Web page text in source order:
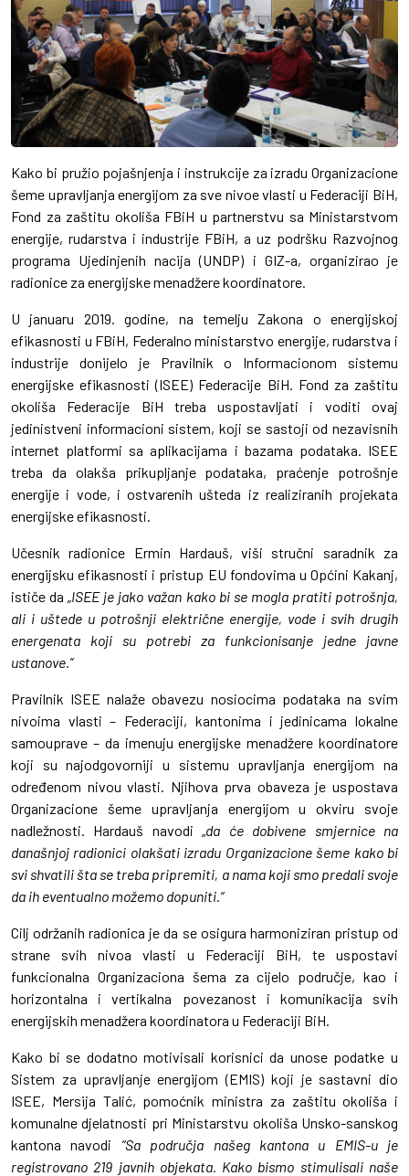
Kako bi pružio pojašnjenja i instrukcije za izradu Organizacione
šeme upravljanja energijom za sve nivoe vlasti u Federaciji BiH,
Fond za zaštitu okoliša FBiH u partnerstvu sa Ministarstvom
energije, rudarstva i industrije FBiH, a uz podršku Razvojnog
programa Ujedinjenih nacija (UNDP) i GIZ-a, organizirao je
radionice za energijske menadžere koordinatore.
U januaru 2019. godine, na temelju Zakona o energijskoj
efikasnosti u FBiH, Federalno ministarstvo energije, rudarstva i
industrije donijelo je Pravilnik o Informacionom sistemu
energijske efikasnosti (ISEE) Federacije BiH. Fond za zaštitu
okoliša Federacije BiH treba uspostavljati i voditi ovaj
jedinistveni informacioni sistem, koji se sastoji od nezavisnih
internet platformi sa aplikacijama i bazama podataka. ISEE
treba da olakša prikupljanje podataka, praćenje potrošnje
energije i vode, i ostvarenih ušteda iz realiziranih projekata
energijske efikasnosti.
Učesnik radionice Ermin Hardauš, viši stručni saradnik za
energijsku efikasnosti i pristup EU fondovima u Općini Kakanj,
ističe da „ISEE je jako važan kako bi se mogla pratiti potrošnja,
ali i uštede u potrošnji električne energije, vode i svih drugih
energenata koji su potrebi za funkcionisanje jedne javne
ustanove.”
Pravilnik ISEE nalaže obavezu nosiocima podataka na svim
nivoima vlasti – Federaciji, kantonima i jedinicama lokalne
samouprave – da imenuju energijske menadžere koordinatore
koji su najodgovorniji u sistemu upravljanja energijom na
određenom nivou vlasti. Njihova prva obaveza je uspostava
Organizacione šeme upravljanja energijom u okviru svoje
nadležnosti. Hardauš navodi „ da će dobivene smjernice na
današnjoj radionici olakšati izradu Organizacione šeme kako bi
svi shvatili šta se treba pripremiti, a nama koji smo predali svoje
da ih eventualno možemo dopuniti.“
Cilj održanih radionica je da se osigura harmoniziran pristup od
strane svih nivoa vlasti u Federaciji BiH, te uspostavi
funkcionalna Organizaciona šema za cijelo područje, kao i
horizontalna i vertikalna povezanost i komunikacija svih
energijskih menadžera koordinatora u Federaciji BiH.
Kako bi se dodatno motivisali korisnici da unose podatke u
Sistem za upravljanje energijom (EMIS) koji je sastavni dio
ISEE, Mersija Talić, pomoćnik ministra za zaštitu okoliša i
komunalne djelatnosti pri Ministarstvu okoliša Unsko-sanskog
kantona navodi “Sa područja našeg kantona u EMIS-u je
registrovano 219 javnih objekata. Kako bismo stimulisali naše